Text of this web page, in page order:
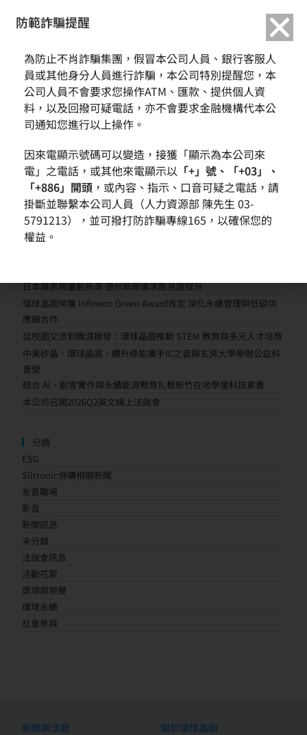
資訊安全管理政策
近期文章
日本廠表現屢創新高 德州新廠需求能見度提升
環球晶圓榮獲 Infineon Green Award肯定 深化永續管理與低碳供
應鏈合作
從校園交流到職涯啟發：環球晶圓推動 STEM 教育與多元人才培育
中美矽晶、環球晶圓、續升綠能攜手IC之音與玄奘大學舉辦公益科
普營
結合 AI、創客實作與永續能源教育扎根新竹在地學童科技素養
本公司召開2026Q2英文線上法說會
分類
ESG
Siltronic併購相關新聞
友善職場
影音
新聞訊息
未分類
法說會訊息
活動花絮
獎項與榮譽
環境永續
社會參與
新聞與活動 關於環球晶圓
防範詐騙提醒
為防止不肖詐騙集團，假冒本公司人員、銀行客服人
員或其他身分人員進行詐騙，本公司特別提醒您，本
公司人員不會要求您操作ATM、匯款、提供個人資
料，以及回撥可疑電話，亦不會要求金融機構代本公
司通知您進行以上操作。
因來電顯示號碼可以變造，接獲「顯示為本公司來
電」之電話，或其他來電顯示以 「+」號、「+03」、
「+886」開頭 ，或內容、指示、口音可疑之電話，請
掛斷並聯繫本公司人員（人力資源部 陳先生 03-
5791213），並可撥打防詐騙專線165，以確保您的
權益。